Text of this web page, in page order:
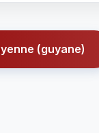
(guyane)